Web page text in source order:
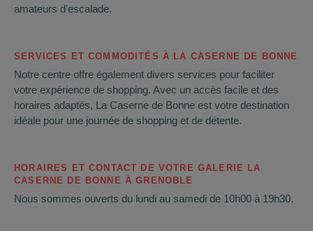
amateurs d'escalade.
SERVICES ET COMMODITÉS À LA CASERNE DE BONNE
Notre centre offre également divers services pour faciliter
votre expérience de shopping. Avec un accès facile et des
horaires adaptés, La Caserne de Bonne est votre destination
idéale pour une journée de shopping et de détente.
HORAIRES ET CONTACT DE VOTRE GALERIE LA
CASERNE DE BONNE À GRENOBLE
Nous sommes ouverts du lundi au samedi de 10h00 à 19h30.